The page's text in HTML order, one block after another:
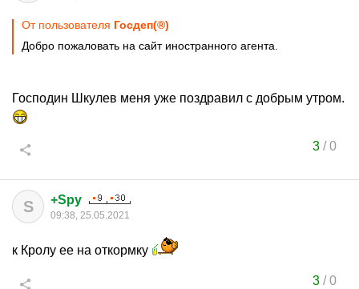
От пользователя Госдеп(®)
Добро пожаловать на сайт иностранного агента.
Господин Шкулев меня уже поздравил с добрым утром.
3/0
S +Spy
09:38, 25.05.2021
к Кролу ее на откормку
3/0